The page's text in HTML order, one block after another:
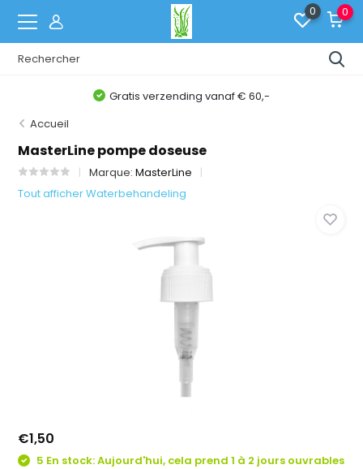
0 0
Gratis verzending vanaf € 60,-
Accueil
MasterLine pompe doseuse
Marque:MasterLine
Tout afficher Waterbehandeling
€1,50
5 En stock: Aujourd'hui, cela prend 1 à 2 jours ouvrables